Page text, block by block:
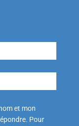
et mon
Pour